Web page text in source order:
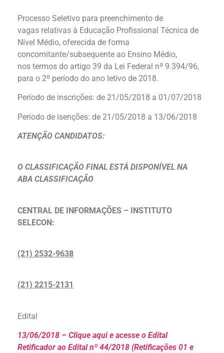
Processo Seletivo para preenchimento de
vagas relativas à Educação Profissional Técnica de
Nível Médio, oferecida de forma
concomitante/subsequente ao Ensino Médio,
nos termos do artigo 39 da Lei Federal nº 9.394/96,
para o 2º período do ano letivo de 2018.
Período de inscrições: de 21/05/2018 a 01/07/2018
Período de isenções: de 21/05/2018 a 13/06/2018
ATENÇÃO CANDIDATOS:
O CLASSIFICAÇÃO FINAL ESTÁ DISPONÍVEL NA
ABA CLASSIFICAÇÃO
CENTRAL DE INFORMAÇÕES – INSTITUTO
SELECON:
(21) 2532-9638
(21) 2215-2131
Edital
13/06/2018 – Clique aqui e acesse o Edital
Retificador ao Edital nº 44/2018 (Retificações 01 e